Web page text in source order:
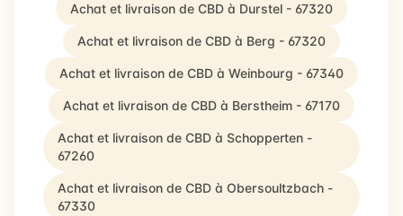
Achat et livraison de CBD à Durstel - 67320
Achat et livraison de CBD à Berg - 67320
Achat et livraison de CBD à Weinbourg - 67340
Achat et livraison de CBD à Berstheim - 67170
Achat et livraison de CBD à Schopperten -
67260
Achat et livraison de CBD à Obersoultzbach -
67330